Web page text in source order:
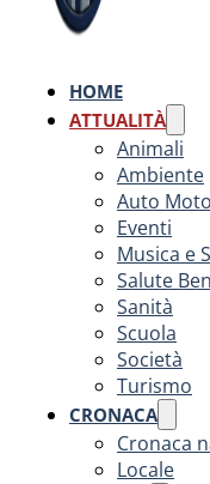
HOME
ATTUALITÀ
Animali
Ambiente
Auto
Eventi
Musica e
Salute
Sanità
Scuola
Società
Turismo
CRONACA
Cronaca
Locale